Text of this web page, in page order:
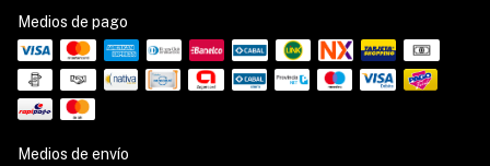
Medios de pago
Medios de envío